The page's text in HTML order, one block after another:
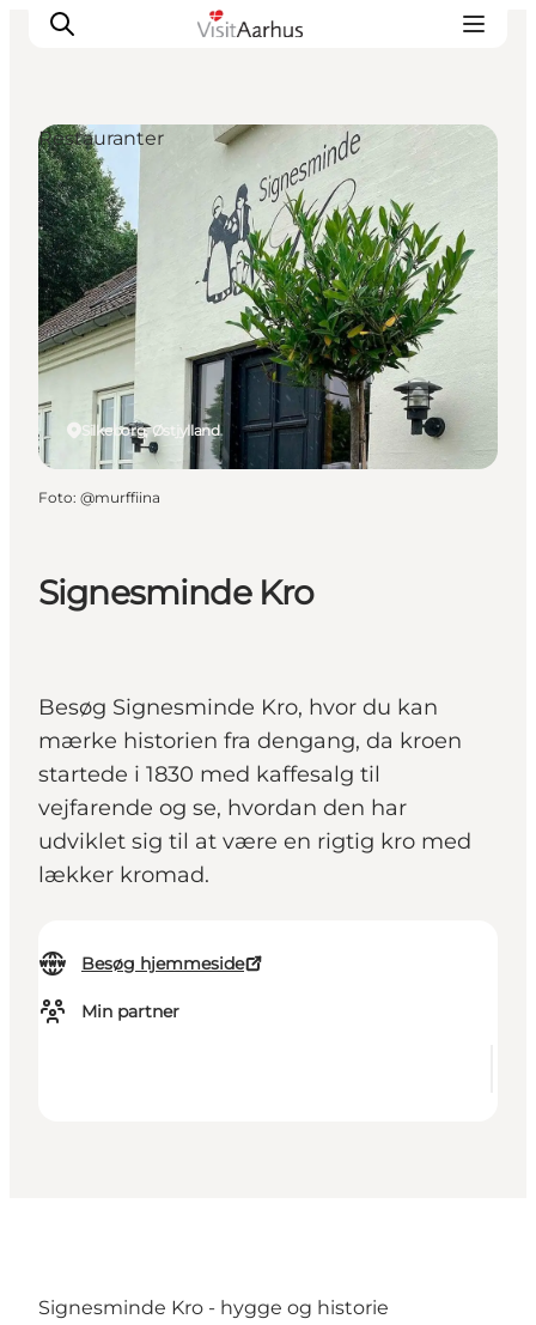
Oplevelser
Kalender
Byer og steder
Planlæg ferien
Transport
Signesminde Kro
Besøg Signesminde Kro, hvor du kan
mærke historien fra dengang, da kroen
startede i 1830 med kaffesalg til
vejfarende og se, hvordan den har
udviklet sig til at være en rigtig kro med
lækker kromad.
Besøg hjemmeside
Min partner
Silkeborg, Østjylland
Restauranter
Foto: @murffiina
Signesminde Kro - hygge og historie